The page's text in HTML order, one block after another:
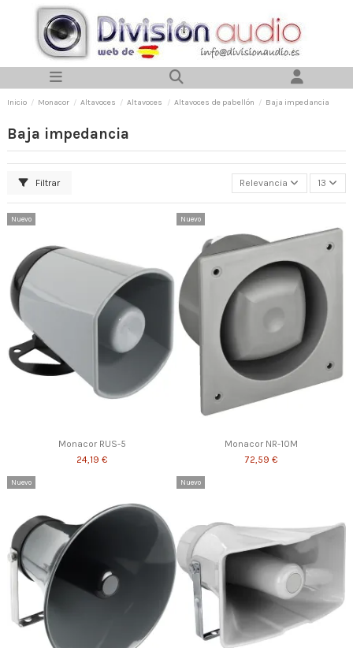
Inicio Monacor Altavoces Altavoces Altavoces de pabellón Baja impedancia
Baja impedancia
Filtrar Relevancia 13
Nuevo
Monacor RUS-5
24,19 €
Nuevo
Monacor NR-10M
72,59 €
Nuevo Nuevo